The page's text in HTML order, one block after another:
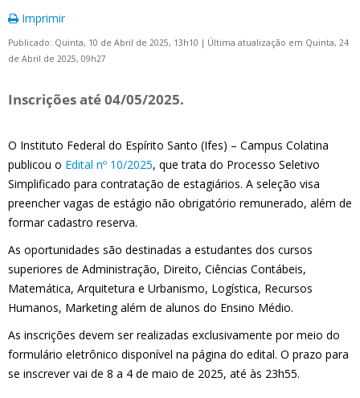
Imprimir
Publicado: Quinta, 10 de Abril de 2025, 13h10 | Última atualização em Quinta, 24
de Abril de 2025, 09h27
Inscrições até 04/05/2025.
O Instituto Federal do Espírito Santo (Ifes) – Campus Colatina
publicou o Edital nº 10/2025, que trata do Processo Seletivo
Simplificado para contratação de estagiários. A seleção visa
preencher vagas de estágio não obrigatório remunerado, além de
formar cadastro reserva.
As oportunidades são destinadas a estudantes dos cursos
superiores de Administração, Direito, Ciências Contábeis,
Matemática, Arquitetura e Urbanismo, Logística, Recursos
Humanos, Marketing além de alunos do Ensino Médio.
As inscrições devem ser realizadas exclusivamente por meio do
formulário eletrônico disponível na página do edital. O prazo para
se inscrever vai de 8 a 4 de maio de 2025, até às 23h55.